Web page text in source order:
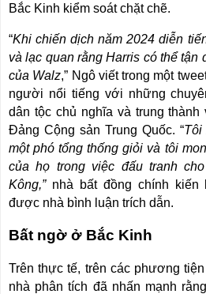
Bắc Kinh kiểm soát chặt chẽ.
“Khi chiến dịch năm 2024 diễn
và lạc quan rằng Harris có thể tận
của Walz,” Ngô viết trong một
người nổi tiếng với những
dân tộc chủ nghĩa và trung
Đảng Cộng sản Trung Quốc. “Tôi
một phó tổng thống giỏi và tôi
của họ trong việc đấu tranh
Kông,” nhà bất đồng chính kiến
được nhà bình luận trích dẫn.
Bất ngờ ở Bắc Kinh
Trên thực tế, trên các phương
nhà phân tích đã nhấn mạnh